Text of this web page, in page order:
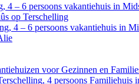
4 – 6 persoons vakantiehuis in
op Terschelling
4 – 6 persoons vakantiehuis in
voor Gezinnen en
4 persoons Familiehuis